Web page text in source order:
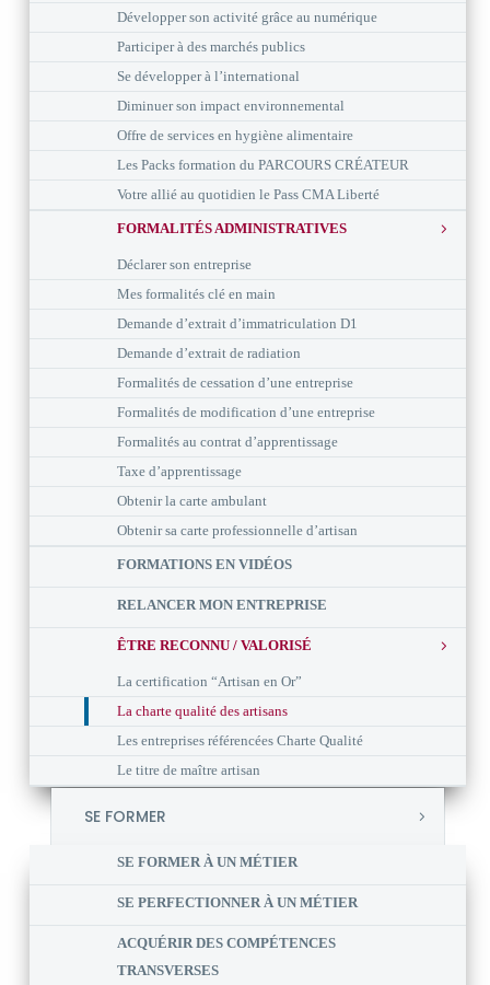
Développer son activité grâce au numérique
Participer à des marchés publics
Se développer à l’international
Diminuer son impact environnemental
Offre de services en hygiène alimentaire
Les Packs formation du PARCOURS CRÉATEUR
Votre allié au quotidien le Pass CMA Liberté
FORMALITÉS ADMINISTRATIVES
Déclarer son entreprise
Mes formalités clé en main
Demande d’extrait d’immatriculation D1
Demande d’extrait de radiation
Formalités de cessation d’une entreprise
Formalités de modification d’une entreprise
Formalités au contrat d’apprentissage
Taxe d’apprentissage
Obtenir la carte ambulant
Obtenir sa carte professionnelle d’artisan
FORMATIONS EN VIDÉOS
RELANCER MON ENTREPRISE
ÊTRE RECONNU / VALORISÉ
La certification “Artisan en Or”
La charte qualité des artisans
Les entreprises référencées Charte Qualité
Le titre de maître artisan
SE FORMER
SE FORMER À UN MÉTIER
SE PERFECTIONNER À UN MÉTIER
ACQUÉRIR DES COMPÉTENCES
TRANSVERSES